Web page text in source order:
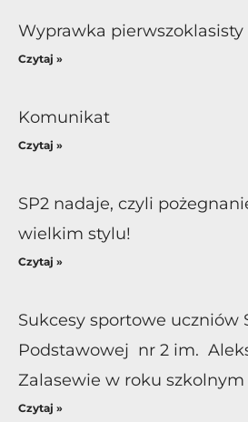
Wyprawka pierwszoklasisty
Czytaj »
Komunikat
Czytaj »
SP2 nadaje, czyli
wielkim stylu!
Czytaj »
Sukcesy sportowe uczniów
Podstawowej nr 2 im.
Zalasewie w roku szkolnym
Czytaj »